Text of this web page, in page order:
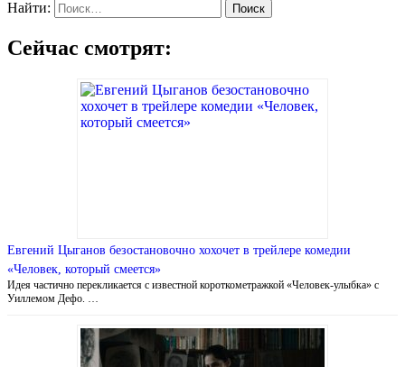
Найти:
Сейчас смотрят:
Евгений Цыганов безостановочно хохочет в трейлере комедии
«Человек, который смеется»
Идея частично перекликается с известной короткометражкой «Человек-улыбка» с
Уиллемом Дефо. …